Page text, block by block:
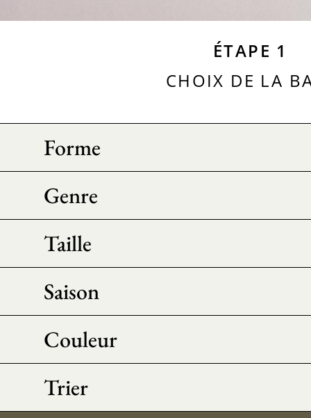
ÉTAPE 1
CHOIX DE LA
Forme
Genre
Taille
Saison
Couleur
Trier